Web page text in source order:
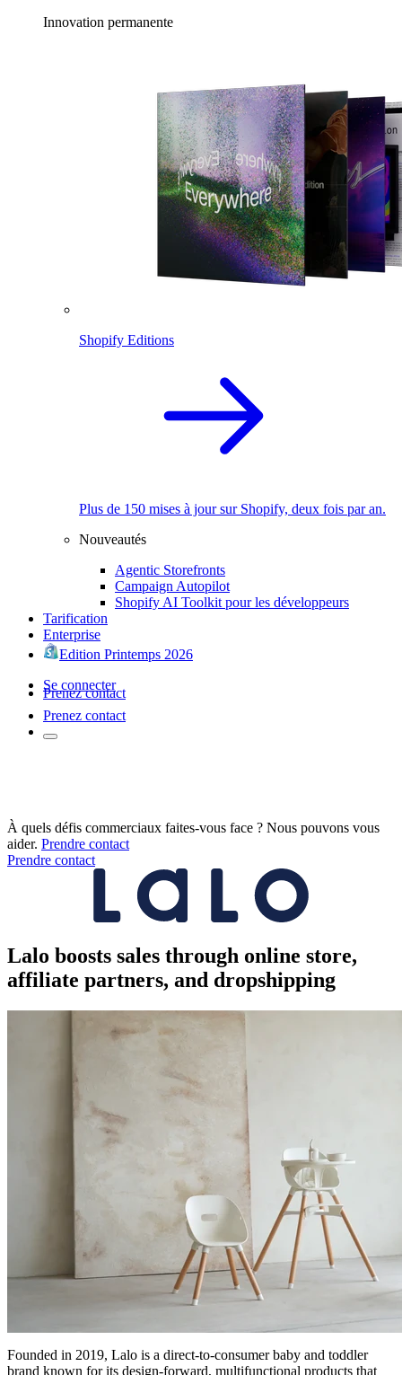
Innovation permanente
Shopify Editions
Plus de 150 mises à jour sur Shopify, deux fois par an.
Nouveautés
Agentic Storefronts
Campaign Autopilot
Shopify AI Toolkit pour les développeurs
Tarification
Enterprise
Edition Printemps 2026
Se connecter
Prenez contact
Prenez contact
À quels défis commerciaux faites-vous face ? Nous pouvons vous
aider. Prendre contact
Prendre contact
Lalo boosts sales through online store,
affiliate partners, and dropshipping
Founded in 2019, Lalo is a direct-to-consumer baby and toddler
brand known for its design-forward, multifunctional products that